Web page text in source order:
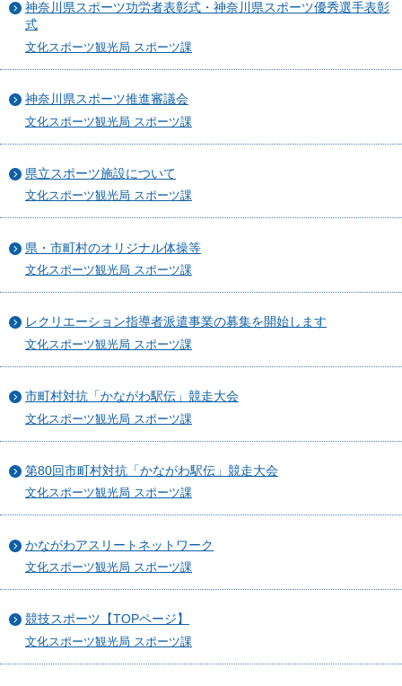
神奈川県スポーツ功労者表彰式・神奈川県スポーツ優秀選手表彰
式
文化スポーツ観光局 スポーツ課
神奈川県スポーツ推進審議会
文化スポーツ観光局 スポーツ課
県立スポーツ施設について
文化スポーツ観光局 スポーツ課
県・市町村のオリジナル体操等
文化スポーツ観光局 スポーツ課
レクリエーション指導者派遣事業の募集を開始します
文化スポーツ観光局 スポーツ課
市町村対抗「かながわ駅伝」競走大会
文化スポーツ観光局 スポーツ課
第80回市町村対抗「かながわ駅伝」競走大会
文化スポーツ観光局 スポーツ課
かながわアスリートネットワーク
文化スポーツ観光局 スポーツ課
競技スポーツ【TOPページ】
文化スポーツ観光局 スポーツ課